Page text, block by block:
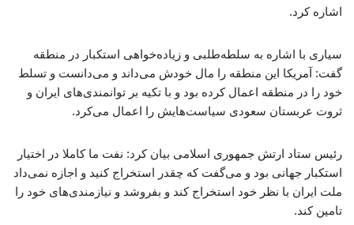
اشاره کرد.
سیاری با اشاره به سلطه‌طلبی و زیاده‌خواهی استکبار در منطقه
گفت: آمریکا این منطقه را مال خودش می‌داند و می‌دانست و تسلط
خود را در منطقه اعمال کرده بود و با تکیه بر توانمندی‌های ایران و
ثروت عربستان سعودی سیاست‌هایش را اعمال می‌کرد.
رئیس ستاد ارتش جمهوری اسلامی بیان کرد: نفت ما کاملا در اختیار
استکبار جهانی بود و می‌گفت که چقدر استخراج کنید و اجازه نمی‌داد
ملت ایران با نظر خود استخراج کند و بفروشد و نیازمندی‌های خود را
تامین کند.